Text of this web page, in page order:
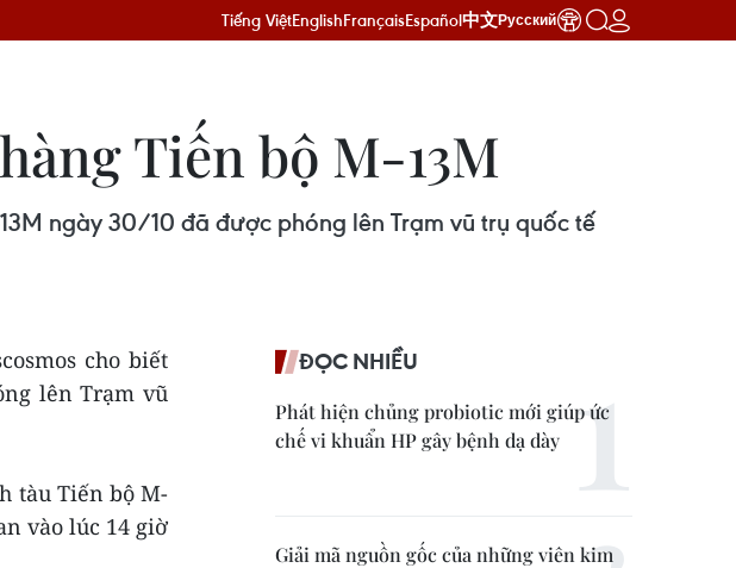
Tiếng ViệtEnglishFrançaisEspañol中文Русский
Tiến bộ M-13M
ngày 30/10 đã được phóng lên Trạm vũ trụ quốc tế
cho biết
lên Trạm vũ
tàu Tiến bộ M-
vào lúc 14 giờ
ĐỌC NHIỀU
Phát hiện chủng probiotic mới giúp ức
chế vi khuẩn HP gây bệnh dạ dày
Giải mã nguồn gốc của những viên kim